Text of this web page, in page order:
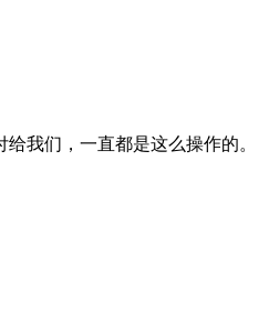
我们，一直都是这么操作的。